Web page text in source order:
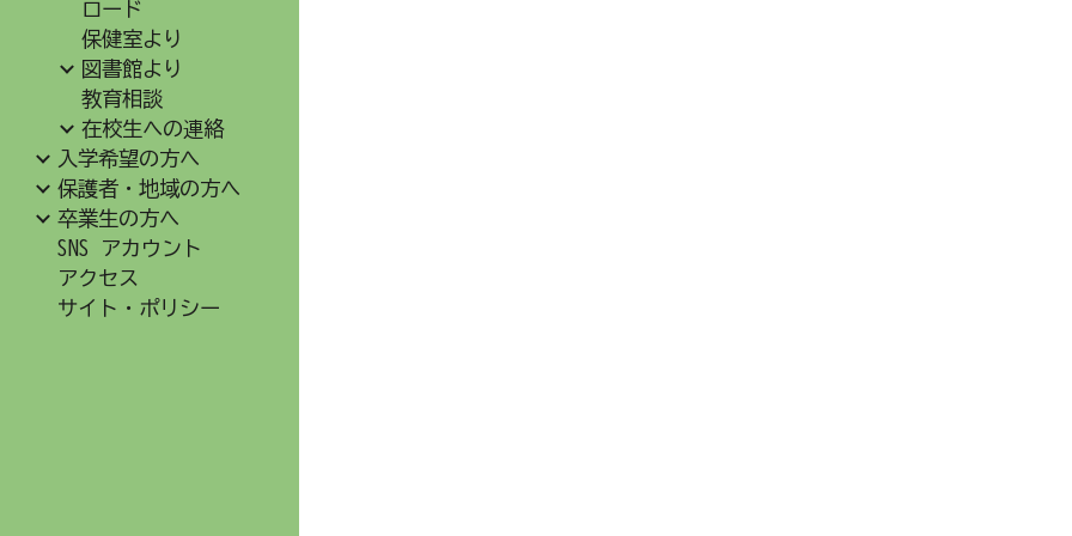
ロード
保健室より
図書館より
教育相談
在校生への連絡
入学希望の方へ
保護者・地域の方へ
卒業生の方へ
SNS アカウント
アクセス
サイト・ポリシー